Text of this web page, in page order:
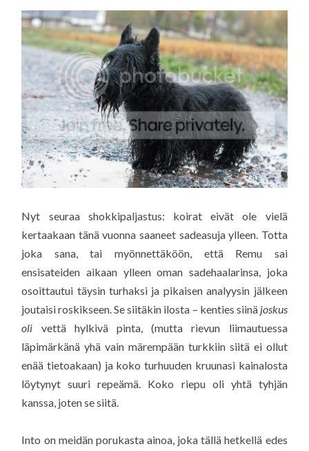
Nyt seuraa shokkipaljastus: koirat eivät ole vielä
kertaakaan tänä vuonna saaneet sadeasuja ylleen. Totta
joka sana, tai myönnettäköön, että Remu sai
ensisateiden aikaan ylleen oman sadehaalarinsa, joka
osoittautui täysin turhaksi ja pikaisen analyysin jälkeen
joutaisi roskikseen. Se siitäkin ilosta – kenties siinäjoskus
oli vettä hylkivä pinta, (mutta rievun liimautuessa
läpimärkänä yhä vain märempään turkkiin siitä ei ollut
enää tietoakaan) ja koko turhuuden kruunasi kainalosta
löytynyt suuri repeämä. Koko riepu oli yhtä tyhjän
kanssa, joten se siitä.
Into on meidän porukasta ainoa, joka tällä hetkellä edes